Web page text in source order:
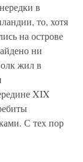
в
то, хотя
на острове
ни
жил в
XIX
С тех пор